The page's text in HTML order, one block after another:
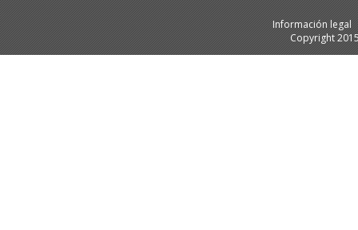
Información legal
Copyright